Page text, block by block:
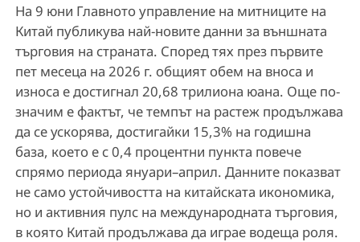
На 9 юни Главното управление на митниците на
Китай публикува най-новите данни за външната
търговия на страната. Според тях през първите
пет месеца на 2026 г. общият обем на вноса и
износа е достигнал 20,68 трилиона юана. Още по-
значим е фактът, че темпът на растеж продължава
да се ускорява, достигайки 15,3% на годишна
база, което е с 0,4 процентни пункта повече
спрямо периода януари–април. Данните показват
не само устойчивостта на китайската икономика,
но и активния пулс на международната търговия,
в която Китай продължава да играе водеща роля.